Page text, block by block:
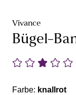
Vivance
Bügel-
Farbe: knallrot